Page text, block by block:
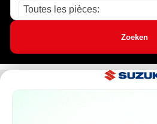
Toutes les pièces:
Zoeken